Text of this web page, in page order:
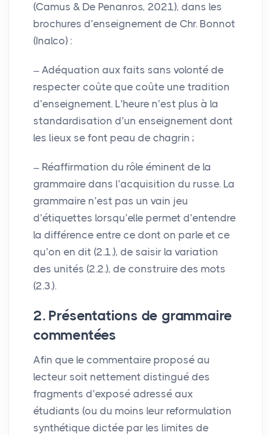
(Camus & De Penanros, 2021), dans les
brochures d’enseignement de Chr. Bonnot
(Inalco) :
Adéquation aux faits sans volonté de
respecter coûte que coûte une tradition
d’enseignement. L’heure n’est plus à la
standardisation d’un enseignement dont
les lieux se font peau de chagrin ;
Réaffirmation du rôle éminent de la
grammaire dans l’acquisition du russe. La
grammaire n’est pas un vain jeu
d’étiquettes lorsqu’elle permet d’entendre
la différence entre ce dont on parle et ce
qu’on en dit (2.1.), de saisir la variation
des unités (2.2.), de construire des mots
(2.3.).
2. Présentations de grammaire
commentées
Afin que le commentaire proposé au
lecteur soit nettement distingué des
fragments d’exposé adressé aux
étudiants (ou du moins leur reformulation
synthétique dictée par les limites de